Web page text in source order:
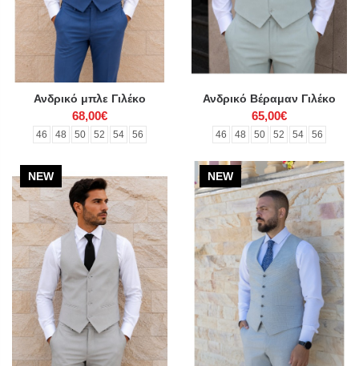
Ανδρικό μπλε Γιλέκο
68,00€
46 48 50 52 54 56
Ανδρικό Βέραμαν Γιλέκο
65,00€
46 48 50 52 54 56
NEW NEW